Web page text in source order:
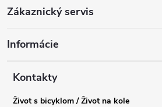
p
Zákaznický servis
Informácie
Kontakty
Život s bicyklom / Život na kole